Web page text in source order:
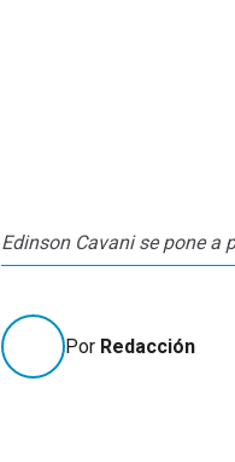
Edinson Cavani se pone a
Por Redacción